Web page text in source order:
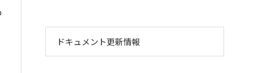
ドキュメント更新情報